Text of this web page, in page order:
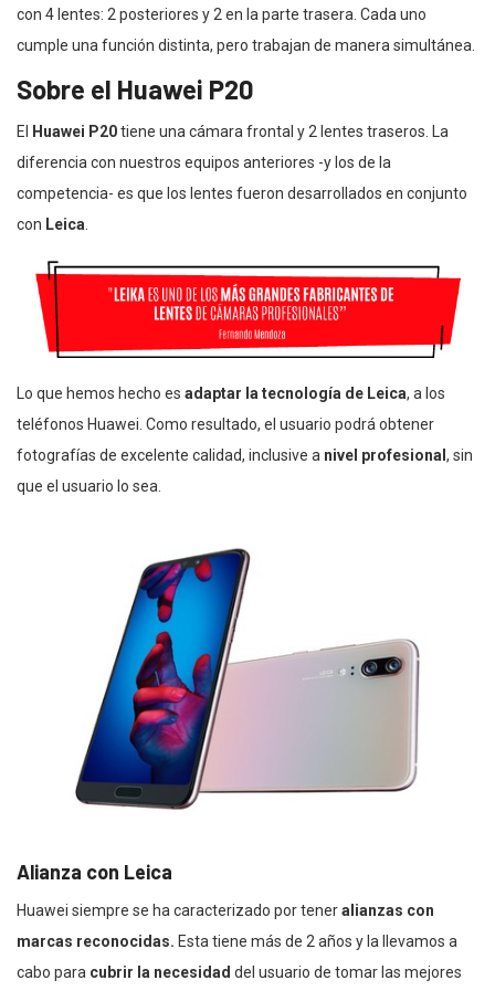
con 4 lentes: 2 posteriores y 2 en la parte trasera. Cada uno
cumple una función distinta, pero trabajan de manera simultánea.
Sobre el Huawei P20
El Huawei P20tiene una cámara frontal y 2 lentes traseros. La
diferencia con nuestros equipos anteriores -y los de la
competencia- es que los lentes fueron desarrollados en conjunto
con Leica
Lo que hemos hecho es adaptar la tecnología de Leica, a los
teléfonos Huawei. Como resultado, el usuario podrá obtener
fotografías de excelente calidad, inclusive a nivel profesional , sin
que el usuario lo sea.
Alianza con Leica
Huawei siempre se ha caracterizado por teneralianzas con
marcas reconocidas. Esta tiene más de 2 años y la llevamos a
cabo para cubrir la necesidad del usuario de tomar las mejores